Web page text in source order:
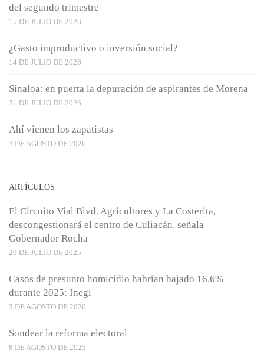
del segundo trimestre
15 DE JULIO DE 2026
¿Gasto improductivo o inversión social?
14 DE JULIO DE 2026
Sinaloa: en puerta la depuración de aspirantes de Morena
31 DE JULIO DE 2026
Ahí vienen los zapatistas
3 DE AGOSTO DE 2026
ARTÍCULOS
El Circuito Vial Blvd. Agricultores y La Costerita,
descongestionará el centro de Culiacán, señala
Gobernador Rocha
29 DE JULIO DE 2025
Casos de presunto homicidio habrían bajado 16.6%
durante 2025: Inegi
3 DE AGOSTO DE 2026
Sondear la reforma electoral
8 DE AGOSTO DE 2025